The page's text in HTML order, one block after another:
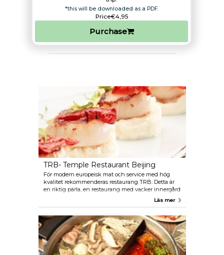
*this will be downloaded as a PDF.
Price€4,95
Purchase
TRB- Temple Restaurant Beijing
För modern europeisk mat och service med hög
kvalitet rekommenderas restaurang TRB. Detta är
en riktig pärla, en restaurang med vacker innergård
och med elegant inredning. Vinlistan har ett stort
Läs mer